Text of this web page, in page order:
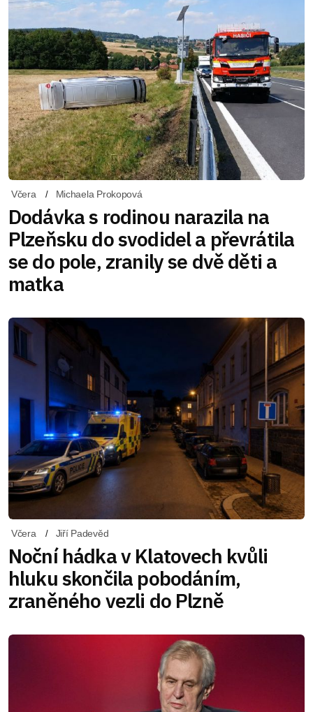
Včera Michaela Prokopová
Dodávka s rodinou narazila na
Plzeňsku do svodidel a převrátila
se do pole, zranily se dvě děti a
matka
Včera Jiří Padevěd
Noční hádka v Klatovech kvůli
hluku skončila pobodáním,
zraněného vezli do Plzně